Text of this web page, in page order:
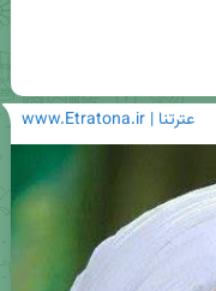
عترتنا | www.Etratona.ir